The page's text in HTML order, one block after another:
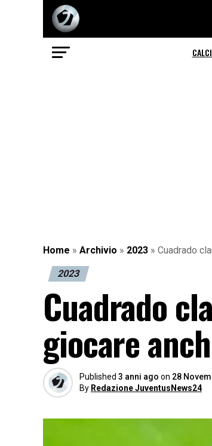
Home » Archivio » 2023 » Cuadrado
2023
Cuadrado
giocare
Published 3 anni ago on 28
By Redazione JuventusNews24